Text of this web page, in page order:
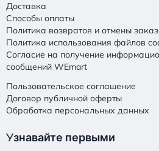
Доставка
Способы оплаты
Политика возвратов и отмены
Политика использования файлов
Согласие на получение
сообщений WEmart
Пользовательское соглашение
Договор публичной оферты
Обработка персональных данных
Узнавайте первыми